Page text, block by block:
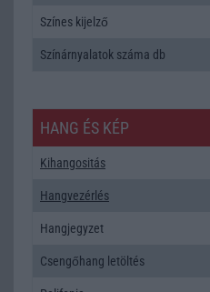
Színes kijelző
Színárnyalatok száma db
HANG ÉS KÉP
Kihangositás
Hangvezérlés
Hangjegyzet
Csengőhang letöltés